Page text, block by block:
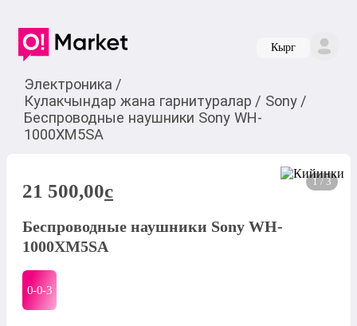
Кырг
Электроника /
Кулакчындар жана гарнитуралар / Sony /
Беспроводные наушники Sony WH-
1000XM5SA
1 / 3
21 500,00c
Беспроводные наушники Sony WH-
1000XM5SA
0-0-3